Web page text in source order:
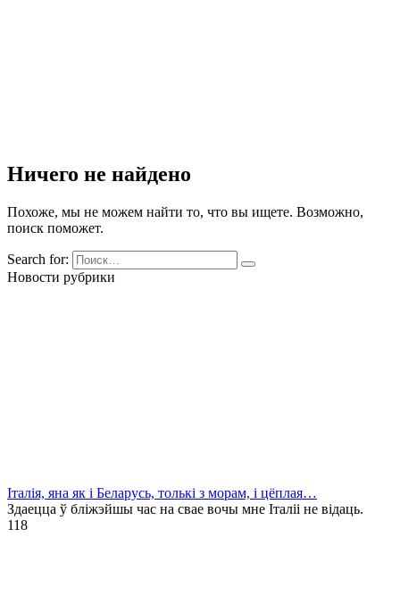
Ничего не найдено
Похоже, мы не можем найти то, что вы ищете. Возможно,
поиск поможет.
Search for:
Новости рубрики
Італія, яна як і Беларусь, толькі з морам, і цёплая…
Здаецца ў бліжэйшы час на свае вочы мне Італіі не відаць.
118